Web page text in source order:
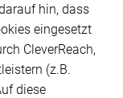
hin, dass
eingesetzt
CleverReach,
(z.B.
diese